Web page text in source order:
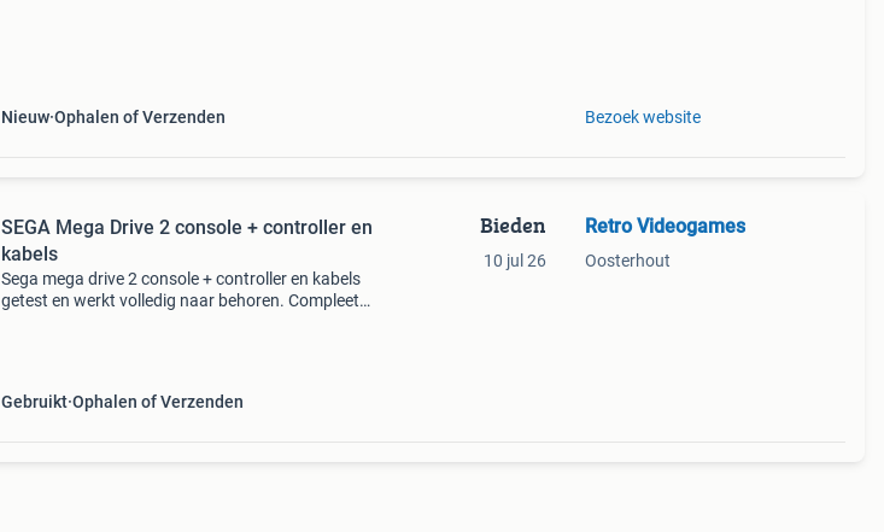
Nieuw Ophalen of Verzenden Bezoek website
SEGA Mega Drive 2 console + controller en
kabels
Sega mega drive 2 console + controller en kabels
getest en werkt volledig naar behoren. Compleet
Gebruikt Ophalen of Verzenden
Bieden
10 jul 26
Retro Videogames
Oosterhout